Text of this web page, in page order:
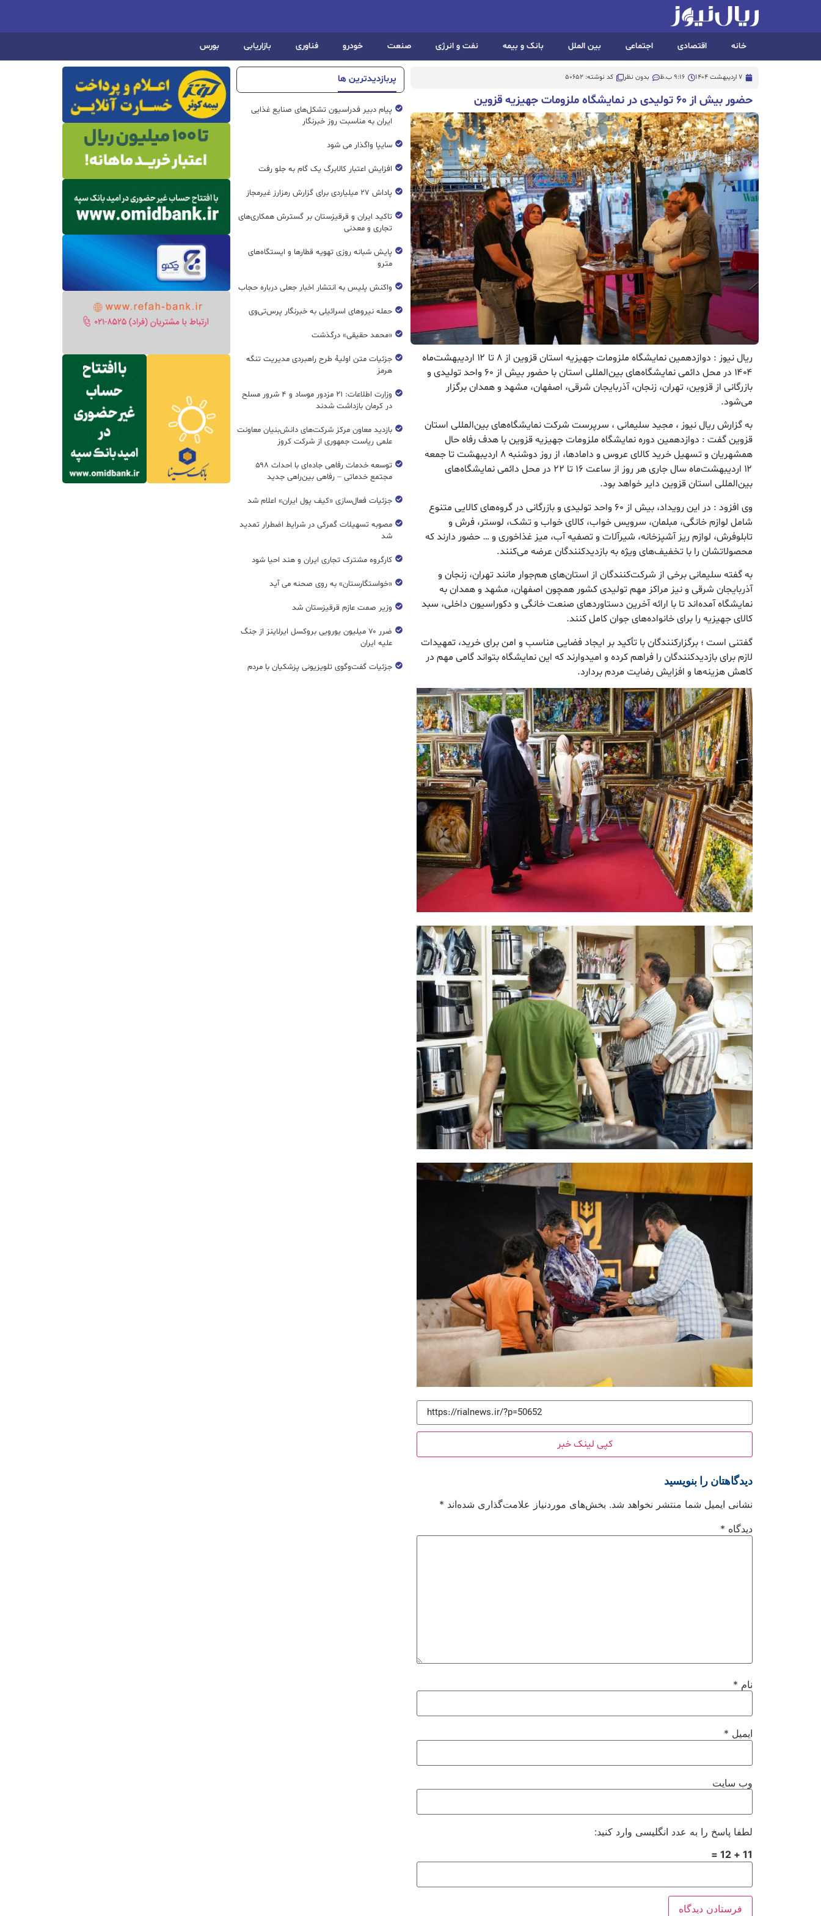
خانه اقتصادی اجتماعی بین الملل بانک و بیمه نفت و انرژی صنعت خودرو فناوری بازاریابی بورس
7 اردیبهشت 1404 9:16 ب.ظ بدون نظر کد نوشته: 50652
حضور بیش از ۶۰ تولیدی در نمایشگاه ملزومات جهیزیه قزوین
ریال نیوز : دوازدهمین نمایشگاه ملزومات جهیزیه استان قزوین از ۸ تا ۱۲ اردیبهشت‌ماه
۱۴۰۴ در محل دائمی نمایشگاه‌های بین‌المللی استان با حضور بیش از ۶۰ واحد تولیدی و
بازرگانی از قزوین، تهران، زنجان، آذربایجان شرقی، اصفهان، مشهد و همدان برگزار
می‌شود.
به گزارش ریال نیوز ، مجید سلیمانی ، سرپرست شرکت نمایشگاه‌های بین‌المللی استان
قزوین گفت : دوازدهمین دوره نمایشگاه ملزومات جهیزیه قزوین با هدف رفاه حال
همشهریان و تسهیل خرید کالای عروس و دامادها، از روز دوشنبه ۸ اردیبهشت‌ تا جمعه
۱۲ اردیبهشت‌ماه سال جاری هر روز از ساعت ۱۶ تا ۲۲ در محل دائمی نمایشگاه‌های
بین‌المللی استان قزوین دایر خواهد بود.
وی افزود : در این رویداد، بیش از ۶۰ واحد تولیدی و بازرگانی در گروه‌های کالایی متنوع
شامل لوازم خانگی، مبلمان، سرویس خواب، کالای خواب و تشک، لوستر، فرش و
تابلوفرش، لوازم ریز آشپزخانه، شیرآلات و تصفیه آب، میز غذاخوری و … حضور دارند که
محصولاتشان را با تخفیف‌های ویژه به بازدیدکنندگان عرضه می‌کنند.
به گفته سلیمانی برخی از شرکت‌کنندگان از استان‌های هم‌جوار مانند تهران، زنجان و
آذربایجان شرقی و نیز مراکز مهم تولیدی کشور همچون اصفهان، مشهد و همدان به
نمایشگاه آمده‌اند تا با ارائه آخرین دستاوردهای صنعت خانگی و دکوراسیون داخلی، سبد
کالای جهیزیه را برای خانواده‌های جوان کامل کنند.
گفتنی است ؛ برگزارکنندگان با تأکید بر ایجاد فضایی مناسب و امن برای خرید، تمهیدات
لازم برای بازدیدکنندگان را فراهم کرده‌ و امیدوارند که این نمایشگاه بتواند گامی مهم در
کاهش هزینه‌ها و افزایش رضایت مردم بردارد.
کپی لینک خبر
دیدگاهتان را بنویسید
نشانی ایمیل شما منتشر نخواهد شد. بخش‌های موردنیاز علامت‌گذاری شده‌اند *
دیدگاه *
نام *
ایمیل *
وب‌ سایت
لطفا پاسخ را به عدد انگلیسی وارد کنید:
11 + 12 =
پربازدیدترین ها
پیام دبیر فدراسیون تشکل‌های صنایع غذایی
ایران به مناسبت روز خبرنگار
سایپا واگذار می شود
افزایش اعتبار کالابرگ یک گام به جلو رفت
پاداش ۲۷ میلیاردی برای گزارش رمزارز غیرمجاز
تاکید ایران و قرقیزستان بر گسترش همکاری‌های
تجاری و معدنی
پایش شبانه روزی تهویه قطار‌ها و ایستگاه‌های
مترو
واکنش پلیس به انتشار اخبار جعلی درباره حجاب
حمله نیروهای اسرائیلی به خبرنگار پرس‌تی‌وی
«محمد حقیقی» درگذشت
جزئیات متن اولیۀ طرح راهبردی مدیریت تنگه
هرمز
وزارت اطلاعات: ۲۱ مزدور موساد و ۴ شرور مسلح
در کرمان بازداشت شدند
بازدید معاون مرکز شرکت‌های دانش‌بنیان معاونت
علمی ریاست جمهوری از شرکت کروز
توسعه خدمات رفاهی جاده‌ای با احداث ۵۹۸
مجتمع خدماتی – رفاهی بین‌راهی جدید
جزئیات فعال‌سازی «کیف پول ایران» اعلام شد
مصوبه تسهیلات گمرکی در شرایط اضطرار تمدید
شد
کارگروه مشترک تجاری ایران و هند احیا شود
«خواستگارستان» به روی صحنه می آید
وزیر صمت عازم قرقیزستان شد
ضرر ۷۰ میلیون یورویی بروکسل ایرلاینز از جنگ
علیه ایران
جزئیات گفت‌وگوی تلویزیونی پزشکیان با مردم